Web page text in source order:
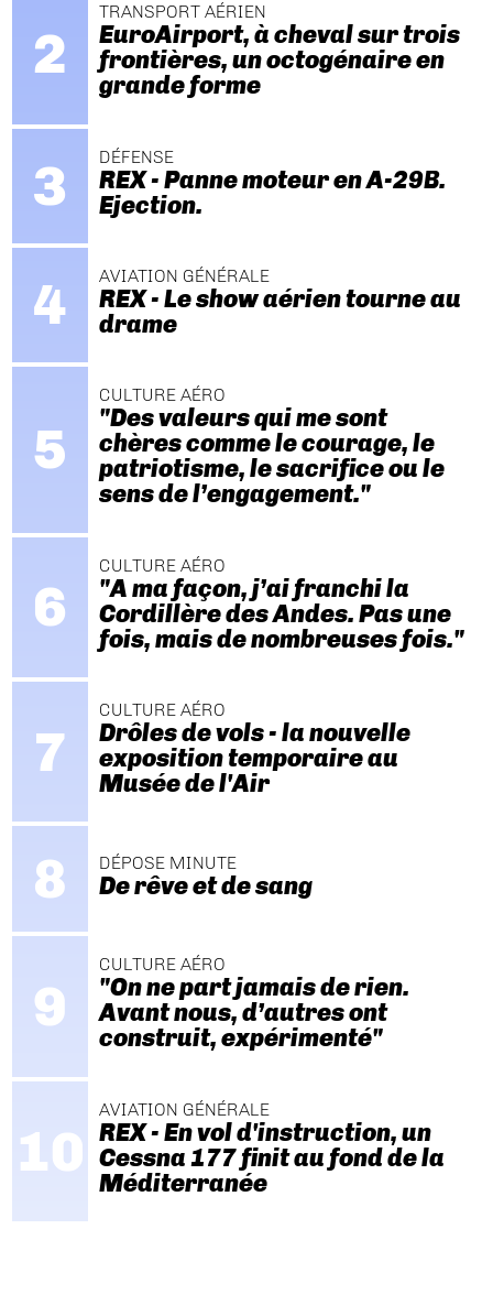
TRANSPORT AÉRIEN
EuroAirport, à cheval sur trois
frontières, un octogénaire en
grande forme
DÉFENSE
REX - Panne moteur en A-29B.
Ejection.
AVIATION GÉNÉRALE
REX - Le show aérien tourne au
drame
CULTURE AÉRO
"Des valeurs qui me sont
chères comme le courage, le
patriotisme, le sacrifice ou le
sens de l’engagement."
CULTURE AÉRO
"A ma façon, j’ai franchi la
Cordillère des Andes. Pas une
fois, mais de nombreuses fois."
CULTURE AÉRO
Drôles de vols - la nouvelle
exposition temporaire au
Musée de l'Air
DÉPOSE MINUTE
De rêve et de sang
CULTURE AÉRO
"On ne part jamais de rien.
Avant nous, d’autres ont
construit, expérimenté"
AVIATION GÉNÉRALE
REX - En vol d'instruction, un
Cessna 177 finit au fond de la
Méditerranée